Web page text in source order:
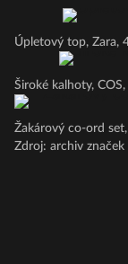
Úpletový top, Zara,
Široké kalhoty,
Žakárový co-ord
Zdroj: archiv značek